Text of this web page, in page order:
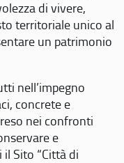
di vivere,
territoriale unico al
un patrimonio
nell’impegno
concrete e
nei confronti
e
Sito “Città di